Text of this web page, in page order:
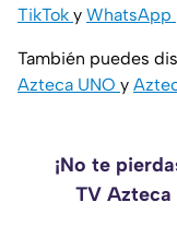
TikTok y WhatsApp
También puedes
Azteca UNO y
¡No te
TV Azteca